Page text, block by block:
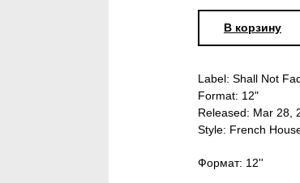
В корзину
Label: Shall Not
Format: 12"
Released: Mar 28,
Style: French
Формат: 12''